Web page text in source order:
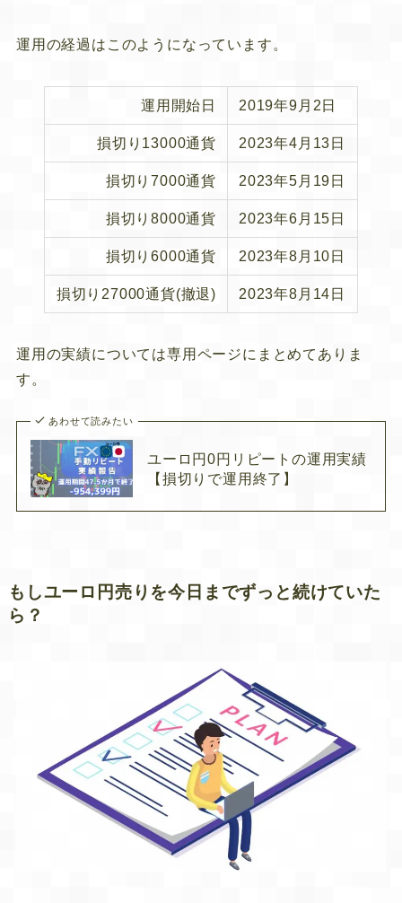
運用の経過はこのようになっています。
運用開始日 2019年9月2日
損切り13000通貨 2023年4月13日
損切り7000通貨 2023年5月19日
損切り8000通貨 2023年6月15日
損切り6000通貨 2023年8月10日
損切り27000通貨(撤退) 2023年8月14日
運用の実績については専用ページにまとめてありま
す。
あわせて読みたい
ユーロ円0円リピートの運用実績
【損切りで運用終了】
もしユーロ円売りを今日までずっと続けていた
ら？